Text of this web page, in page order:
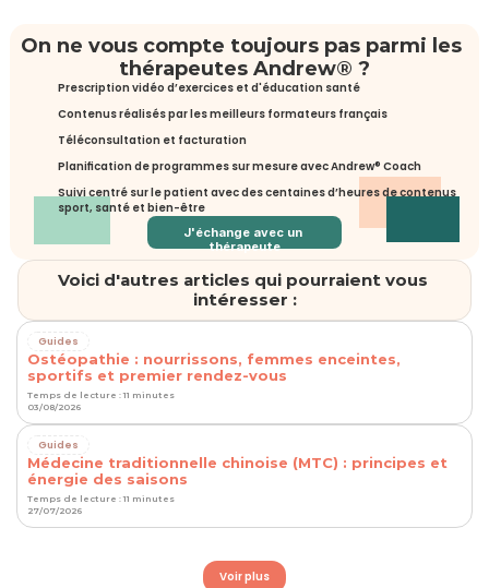
On ne vous compte toujours pas parmi les
thérapeutes Andrew® ?
Prescription vidéo d’exercices et d'éducation santé
Contenus réalisés par les meilleurs formateurs français
Téléconsultation et facturation
Planification de programmes sur mesure avec Andrew® Coach
Suivi centré sur le patient avec des centaines d’heures de contenus
sport, santé et bien-être
J'échange avec un
thérapeute
Voici d'autres articles qui pourraient vous
intéresser :
Guides
Ostéopathie : nourrissons, femmes enceintes,
sportifs et premier rendez-vous
Temps de lecture : 11 minutes
03/08/2026
Guides
Médecine traditionnelle chinoise (MTC) : principes et
énergie des saisons
Temps de lecture : 11 minutes
27/07/2026
Voir plus